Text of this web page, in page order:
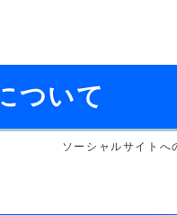
ついて
ソーシャルサイトへ